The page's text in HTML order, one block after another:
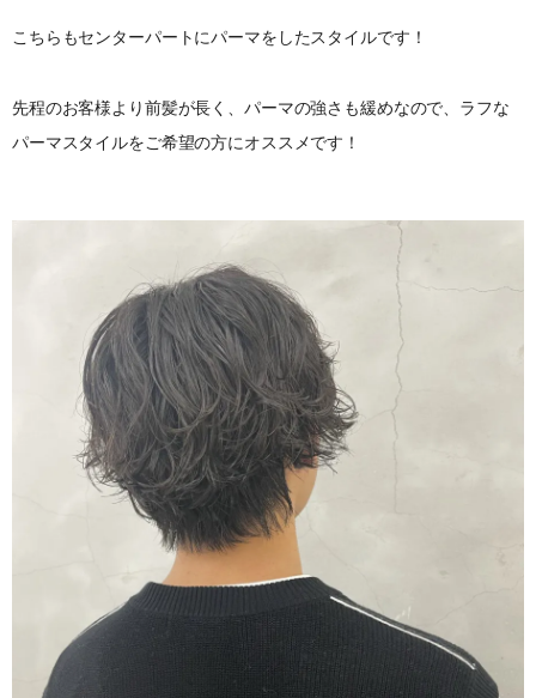
こちらもセンターパートにパーマをしたスタイルです！
先程のお客様より前髪が長く、パーマの強さも緩めなので、ラフな
パーマスタイルをご希望の方にオススメです！